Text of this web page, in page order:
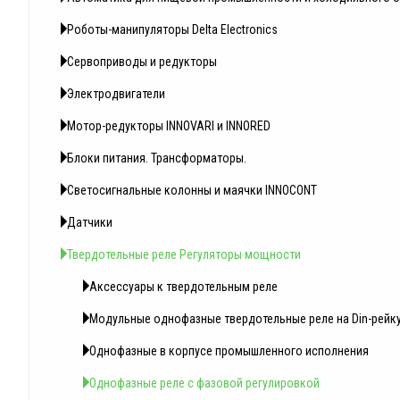
Роботы-манипуляторы Delta Electronics
Сервоприводы и редукторы
Электродвигатели
Мотор-редукторы INNOVARI и INNORED
Блоки питания. Трансформаторы.
Светосигнальные колонны и маячки INNOCONT
Датчики
Твердотельные реле Регуляторы мощности
Аксессуары к твердотельным реле
Модульные однофазные твердотельные реле на Din-
Однофазные в корпусе промышленного исполнения
Однофазные реле с фазовой регулировкой